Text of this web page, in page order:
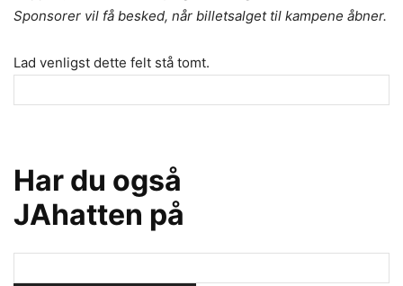
Sponsorer vil få besked, når billetsalget til kampene åbner.
Lad venligst dette felt stå tomt.
Har du også
JAhatten på